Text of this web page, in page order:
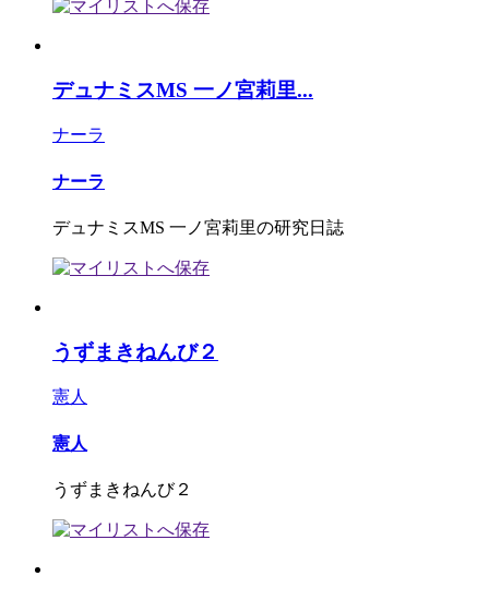
デュナミスMS 一ノ宮莉里...
ナーラ
ナーラ
デュナミスMS 一ノ宮莉里の研究日誌
うずまきねんび２
憲人
憲人
うずまきねんび２